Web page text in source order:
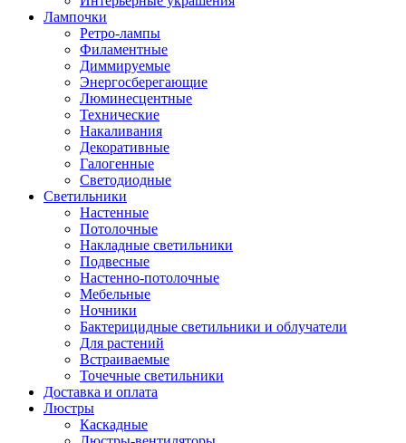
Лампочки
Ретро-лампы
Филаментные
Диммируемые
Энергосберегающие
Люминесцентные
Технические
Накаливания
Декоративные
Галогенные
Светодиодные
Светильники
Настенные
Потолочные
Накладные светильники
Подвесные
Настенно-потолочные
Мебельные
Ночники
Бактерицидные светильники и облучатели
Для растений
Встраиваемые
Точечные светильники
Доставка и оплата
Люстры
Каскадные